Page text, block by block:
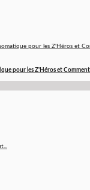
pour les Z'Héros et